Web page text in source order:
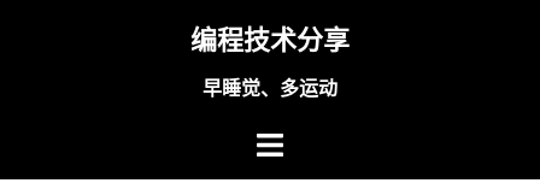
编程技术分享
早睡觉、多运动